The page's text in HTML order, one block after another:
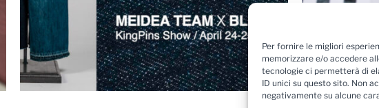
Per fornire le migliori
memorizzare e/o accedere
tecnologie ci permetterà di
ID unici su questo sito. Non
negativamente su alcune